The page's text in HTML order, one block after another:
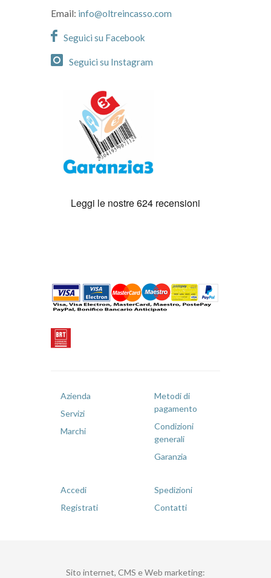
Email: info@oltreincasso.com
Seguici su Facebook
Seguici su Instagram
Azienda
Servizi
Marchi
Metodi di
pagamento
Condizioni
generali
Garanzia
Accedi
Registrati
Spedizioni
Contatti
Sito internet, CMS e Web marketing: